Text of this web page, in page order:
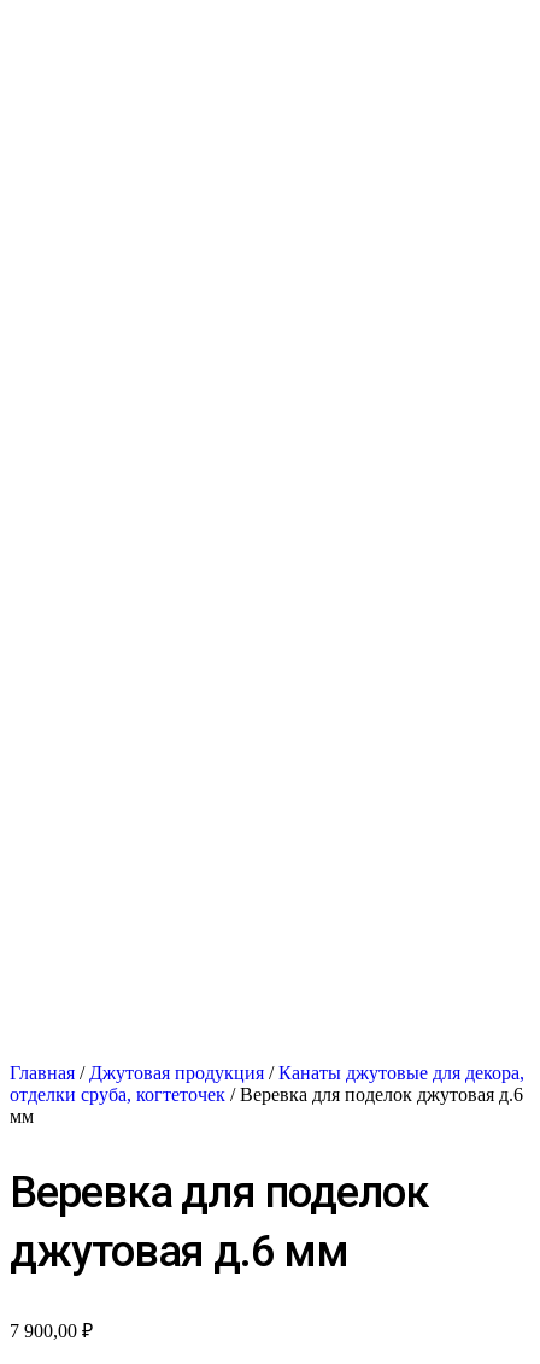
Главная / Джутовая продукция /Канаты джутовые для декора,
отделки сруба, когтеточек / Веревка для поделок джутовая д.6
мм
Веревка для поделок
джутовая д.6 мм
7 900,00 ₽